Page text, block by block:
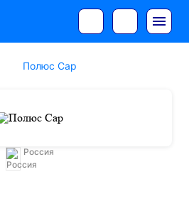
Полюс Сар
Россия